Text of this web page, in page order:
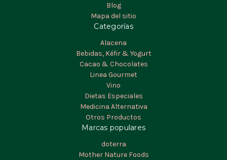
Blog
Mapa del sitio
Categorías
Alacena
Bebidas, Kéfir & Yogurt
Cacao & Chocolates
Linea Gourmet
Vino
Dietas Especiales
Medicina Alternativa
Otros Productos
Marcas populares
doterra
Mother Nature Foods